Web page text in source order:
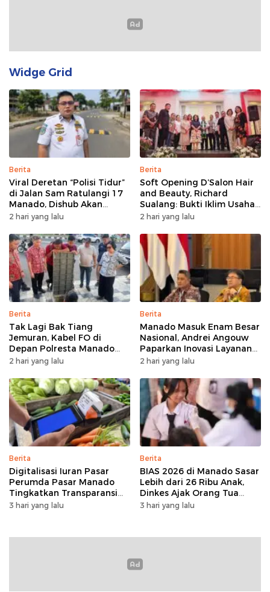
Widge Grid
Berita
Viral Deretan “Polisi Tidur”
di Jalan Sam Ratulangi 17
Manado, Dishub Akan
Musyawarahkan Solusi
2 hari yang lalu
Berita
Soft Opening D’Salon Hair
and Beauty, Richard
Sualang: Bukti Iklim Usaha
di Manado Terus
2 hari yang lalu
Berita
Tak Lagi Bak Tiang
Jemuran, Kabel FO di
Depan Polresta Manado
Ditata
2 hari yang lalu
Berita
Manado Masuk Enam Besar
Nasional, Andrei Angouw
Paparkan Inovasi Layanan
Investasi di Hadapan Tim
2 hari yang lalu
Berita
Digitalisasi Iuran Pasar
Perumda Pasar Manado
Tingkatkan Transparansi
dan Tata Kelola Keuangan
3 hari yang lalu
Berita
BIAS 2026 di Manado Sasar
Lebih dari 26 Ribu Anak,
Dinkes Ajak Orang Tua
Dukung Imunisasi
3 hari yang lalu